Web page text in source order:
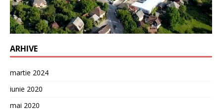
ARHIVE
martie 2024
iunie 2020
mai 2020